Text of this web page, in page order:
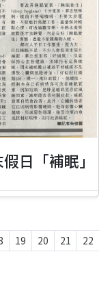
日「補眠」
19 20 21 22